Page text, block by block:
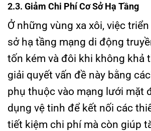
2.3. Giảm Chi Phí Cơ Sở Hạ Tầng
Ở những vùng xa xôi, việc
sở hạ tầng mạng di động
tốn kém và đôi khi không khả
giải quyết vấn đề này bằng
phụ thuộc vào mạng lưới mặt
dụng vệ tinh để kết nối các
tiết kiệm chi phí mà còn giúp